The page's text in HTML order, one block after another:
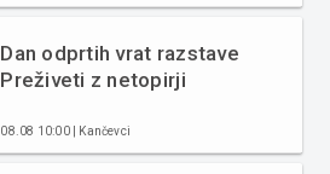
Dan odprtih vrat razstave
Preživeti z netopirji
08.08 10:00 | Kančevci